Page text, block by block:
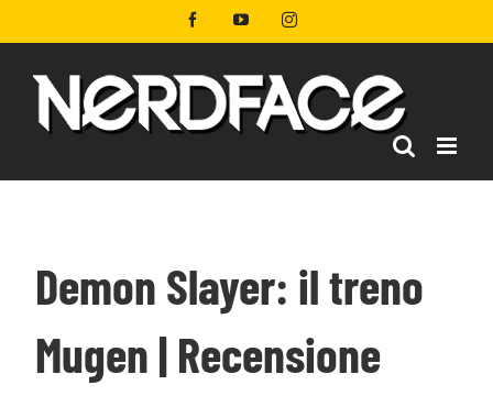
al
FacebookYouTubeInstagram
Demon Slayer: il treno
Mugen | Recensione